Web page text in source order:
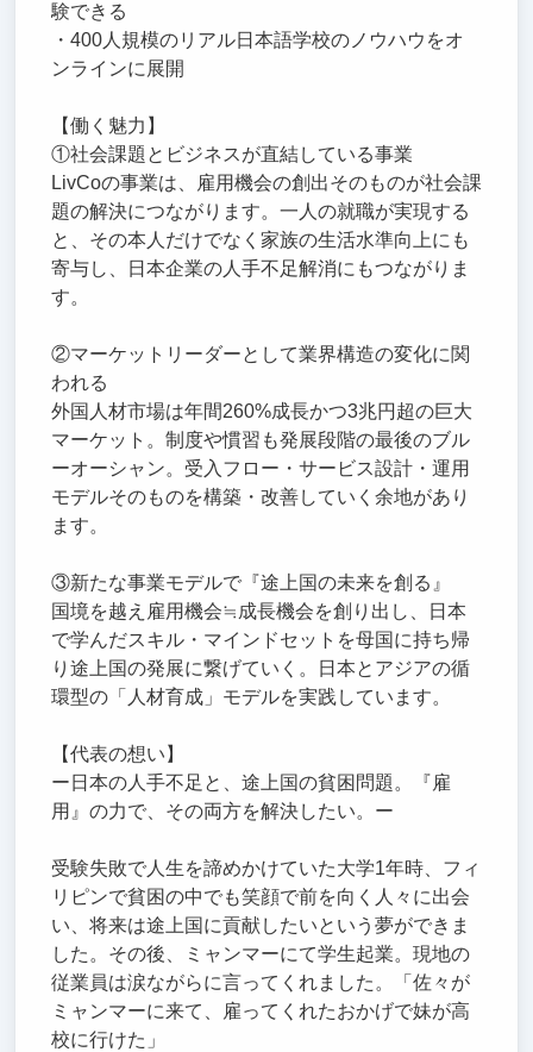
験できる
・400人規模のリアル日本語学校のノウハウをオ
ンラインに展開
【働く魅力】
①社会課題とビジネスが直結している事業
LivCoの事業は、雇用機会の創出そのものが社会課
題の解決につながります。一人の就職が実現する
と、その本人だけでなく家族の生活水準向上にも
寄与し、日本企業の人手不足解消にもつながりま
す。
②マーケットリーダーとして業界構造の変化に関
われる
外国人材市場は年間260%成長かつ3兆円超の巨大
マーケット。制度や慣習も発展段階の最後のブル
ーオーシャン。受入フロー・サービス設計・運用
モデルそのものを構築・改善していく余地があり
ます。
③新たな事業モデルで『途上国の未来を創る』
国境を越え雇用機会≒成長機会を創り出し、日本
で学んだスキル・マインドセットを母国に持ち帰
り途上国の発展に繋げていく。日本とアジアの循
環型の「人材育成」モデルを実践しています。
【代表の想い】
ー日本の人手不足と、途上国の貧困問題。『雇
用』の力で、その両方を解決したい。ー
受験失敗で人生を諦めかけていた大学1年時、フィ
リピンで貧困の中でも笑顔で前を向く人々に出会
い、将来は途上国に貢献したいという夢ができま
した。その後、ミャンマーにて学生起業。現地の
従業員は涙ながらに言ってくれました。「佐々が
ミャンマーに来て、雇ってくれたおかげで妹が高
校に行けた」